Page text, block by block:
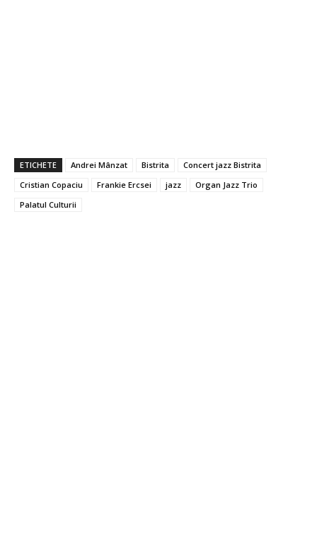
ETICHETE Andrei Mânzat Bistrita
Concert jazz Bistrita
Cristian Copaciu
Frankie Ercsei jazz
Organ Jazz Trio
Palatul Culturii